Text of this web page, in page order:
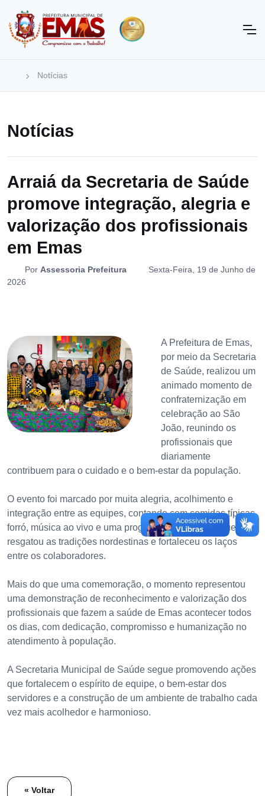
Notícias
Notícias
Arraiá da Secretaria de Saúde
promove integração, alegria e
valorização dos profissionais
em Emas
Por Assessoria Prefeitura
Sexta-Feira, 19 de Junho de
2026
A Prefeitura de Emas,
por meio da Secretaria
de Saúde, realizou um
animado momento de
confraternização em
celebração ao São
João, reunindo os
profissionais que
diariamente
contribuem para o cuidado e o bem-estar da população.
O evento foi marcado por muita alegria, acolhimento e
integração entre as equipes, contando com comidas típicas,
forró, música ao vivo e uma programação especial que
resgatou as tradições nordestinas e fortaleceu os laços
entre os colaboradores.
Mais do que uma comemoração, o momento representou
uma demonstração de reconhecimento e valorização dos
profissionais que fazem a saúde de Emas acontecer todos
os dias, com dedicação, compromisso e humanização no
atendimento à população.
A Secretaria Municipal de Saúde segue promovendo ações
que fortalecem o espírito de equipe, o bem-estar dos
servidores e a construção de um ambiente de trabalho cada
vez mais acolhedor e harmonioso.
« Voltar